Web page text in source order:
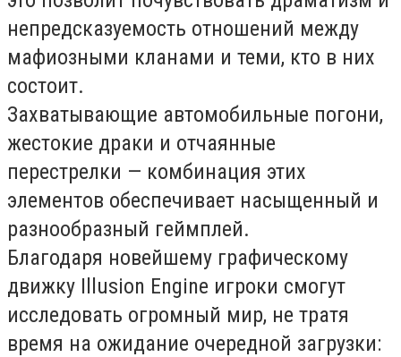
непредсказуемость отношений между
мафиозными кланами и теми, кто в них
состоит.
Захватывающие автомобильные погони,
жестокие драки и отчаянные
перестрелки — комбинация этих
элементов обеспечивает насыщенный и
разнообразный геймплей.
Благодаря новейшему графическому
движку Illusion Engine игроки смогут
исследовать огромный мир, не тратя
время на ожидание очередной загрузки: